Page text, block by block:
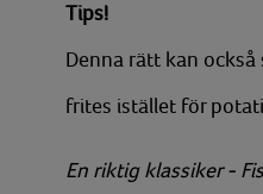
Tips!
Denna rätt kan
frites istället för
En riktig klassiker -